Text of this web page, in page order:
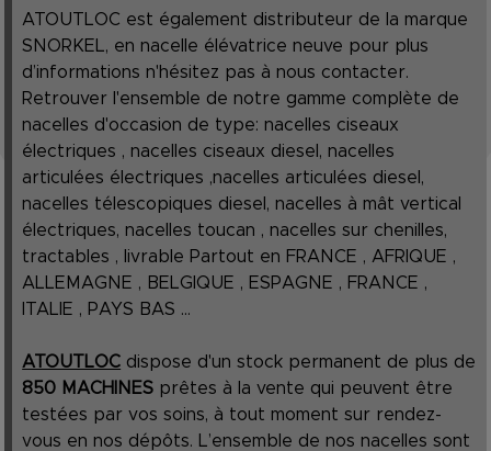
ATOUTLOC est également distributeur de la marque
SNORKEL, en nacelle élévatrice neuve pour plus
d’informations n'hésitez pas à nous contacter.
Retrouver l'ensemble de notre gamme complète de
nacelles d'occasion de type: nacelles ciseaux
électriques , nacelles ciseaux diesel, nacelles
articulées électriques ,nacelles articulées diesel,
nacelles télescopiques diesel, nacelles à mât vertical
électriques, nacelles toucan , nacelles sur chenilles,
tractables , livrable Partout en FRANCE , AFRIQUE ,
ALLEMAGNE , BELGIQUE , ESPAGNE , FRANCE ,
ITALIE , PAYS BAS ...
ATOUTLOC dispose d'un stock permanent de plus de
850 MACHINES prêtes à la vente qui peuvent être
testées par vos soins, à tout moment sur rendez-
vous en nos dépôts. L’ensemble de nos nacelles sont